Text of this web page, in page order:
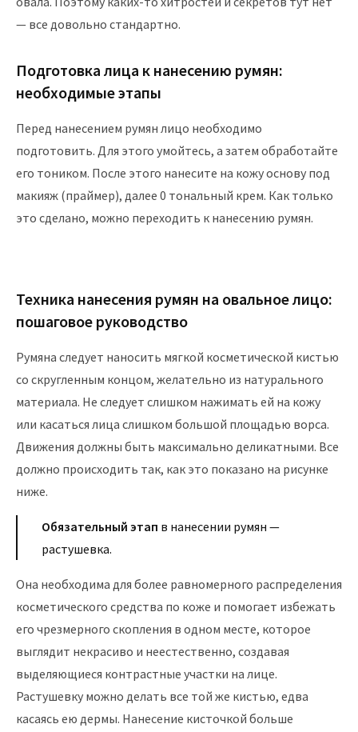
— все довольно стандартно.
Подготовка лица к нанесению румян:
необходимые этапы
Перед нанесением румян лицо необходимо
подготовить. Для этого умойтесь, а затем обработайте
его тоником. После этого нанесите на кожу основу под
макияж (праймер), далее 0 тональный крем. Как только
это сделано, можно переходить к нанесению румян.
Техника нанесения румян на овальное лицо:
пошаговое руководство
Румяна следует наносить мягкой косметической кистью
со скругленным концом, желательно из натурального
материала. Не следует слишком нажимать ей на кожу
или касаться лица слишком большой площадью ворса.
Движения должны быть максимально деликатными. Все
должно происходить так, как это показано на рисунке
ниже.
Обязательный этап в нанесении румян —
растушевка.
Она необходима для более равномерного распределения
косметического средства по коже и помогает избежать
его чрезмерного скопления в одном месте, которое
выглядит некрасиво и неестественно, создавая
выделяющиеся контрастные участки на лице.
Растушевку можно делать все той же кистью, едва
касаясь ею дермы. Нанесение кисточкой больше